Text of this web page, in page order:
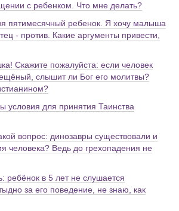
с ребенком. Что мне делать?
пятимесячный ребенок. Я хочу малыша
- против. Какие аргументы привести,
Скажите пожалуйста: если человек
слышит ли Бог его молитвы?
условия для принятия Таинства
вопрос: динозавры существовали и
человека? Ведь до грехопадения не
ребёнок в 5 лет не слушается
за его поведение, не знаю, как